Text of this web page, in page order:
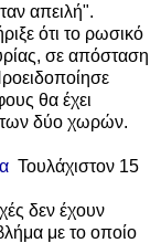
απειλή".
ότι το ρωσικό
σε απόσταση
θα έχει
των δύο χωρών.
Τουλάχιστον 15
δεν έχουν
με το οποίο